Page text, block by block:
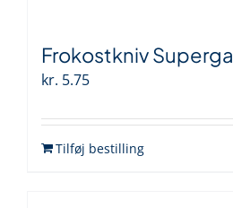
Frokostkniv Superga
kr. 5.75
Tilføj bestilling